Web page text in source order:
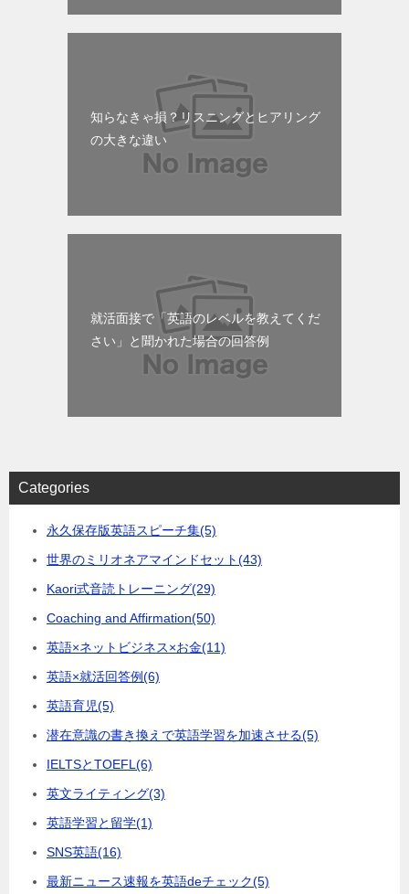
知らなきゃ損？リスニングとヒアリング
の大きな違い
就活面接で「英語のレベルを教えてくだ
さい」と聞かれた場合の回答例
Categories
永久保存版英語スピーチ集(5)
世界のミリオネアマインドセット(43)
Kaori式音読トレーニング(29)
Coaching and Affirmation(50)
英語×ネットビジネス×お金(11)
英語×就活回答例(6)
英語育児(5)
潜在意識の書き換えで英語学習を加速させる(5)
IELTSとTOEFL (6)
英文ライティング(3)
英語学習と留学(1)
SNS英語(16)
最新ニュース速報を英語deチェック(5)